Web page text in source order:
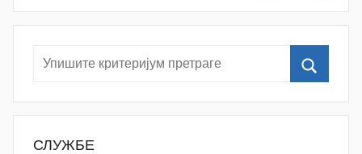
e
n
i
СЛУЖБЕ